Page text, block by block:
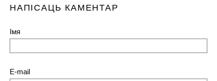
НАПІСАЦЬ КАМЕНТАР
Імя
E-mail